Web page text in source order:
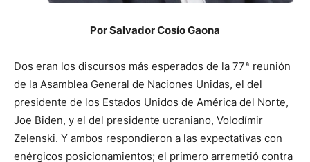
Por Salvador Cosío Gaona
Dos eran los discursos más esperados de la 77ª reunión
de la Asamblea General de Naciones Unidas, el del
presidente de los Estados Unidos de América del Norte,
Joe Biden, y el del presidente ucraniano, Volodímir
Zelenski. Y ambos respondieron a las expectativas con
enérgicos posicionamientos; el primero arremetió contra